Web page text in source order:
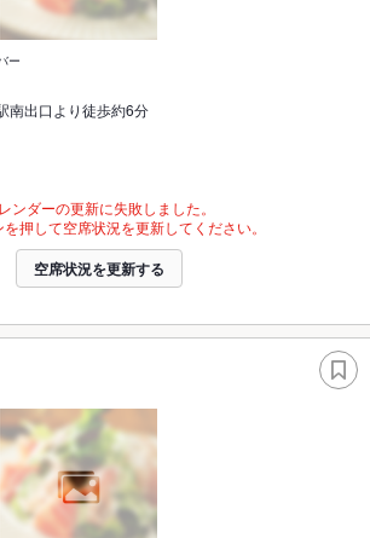
ー
南出口より徒歩約6分
ンダーの更新に失敗しました。
押して空席状況を更新してください。
空席状況を更新する